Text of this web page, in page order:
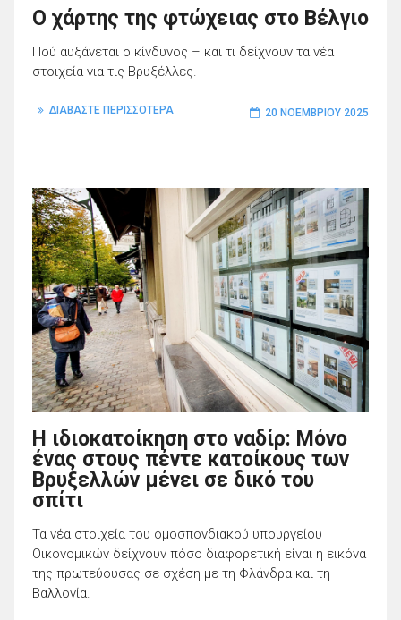
Ο χάρτης της φτώχειας στο Βέλγιο
Πού αυξάνεται ο κίνδυνος – και τι δείχνουν τα νέα
στοιχεία για τις Βρυξέλλες.
ΔΙΑΒΑΣΤΕ ΠΕΡΙΣΣΟΤΕΡΑ 20 ΝΟΕΜΒΡΊΟΥ 2025
Η ιδιοκατοίκηση στο ναδίρ: Μόνο
ένας στους πέντε κατοίκους των
Βρυξελλών μένει σε δικό του
σπίτι
Τα νέα στοιχεία του ομοσπονδιακού υπουργείου
Οικονομικών δείχνουν πόσο διαφορετική είναι η εικόνα
της πρωτεύουσας σε σχέση με τη Φλάνδρα και τη
Βαλλονία.